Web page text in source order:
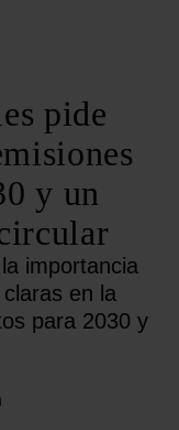
pide
y un
importancia
en la
para 2030 y